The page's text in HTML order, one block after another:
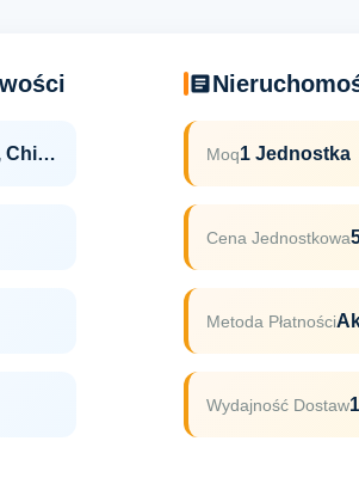
Shandong, Chiny Moq1 Jednostka
Cena Jednostkowa
Metoda Płatności
Wydajność Dostaw